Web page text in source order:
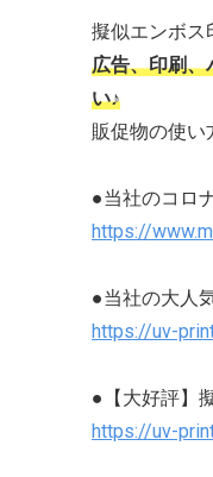
擬似エンボス
広告、印刷、
い♪
販促物の使い
●当社のコロ
https://
●当社の大人
https://uv-
●【大好評】
https://uv-